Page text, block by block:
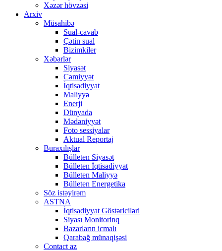
Xəzər hövzəsi
Arxiv
Müsahibə
Sual-cavab
Çətin sual
Bizimkiler
Xəbərlər
Siyasət
Cəmiyyət
İqtisadiyyat
Maliyyə
Enerji
Dünyada
Mədəniyyət
Foto sessiyalar
Aktual Reportaj
Buraxılışlar
Bülleten Siyasət
Bülleten İqtisadiyyat
Bülleten Maliyyə
Bülleten Energetika
Söz istəyirəm
ASTNA
İqtisadiyyat Göstəriciləri
Siyası Monitorinq
Bazarların icmalı
Qarabağ münaqişəsi
Contact az